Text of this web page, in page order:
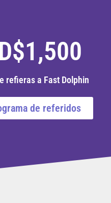
refieras a Fast Dolphin
de referidos